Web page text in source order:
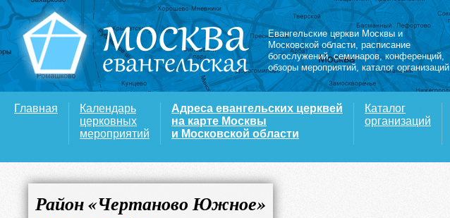
Евангельские церкви Москвы и
Московской области, расписание
богослужений,семинаров,конференций,
обзоры мероприятий, каталог организаций
Главная
Календарь
церковных
мероприятий
Адреса евангельских церквей
на карте Москвы
и Московской области
Каталог
организаций
Район «Чертаново Южное»